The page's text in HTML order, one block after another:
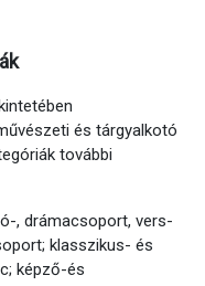
és tárgyalkotó
további
, drámacsoport, vers-
klasszikus- és
képző-és